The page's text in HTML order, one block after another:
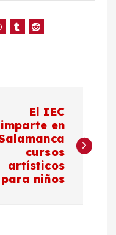
El IEC
imparte en
cursos
artísticos
para niños